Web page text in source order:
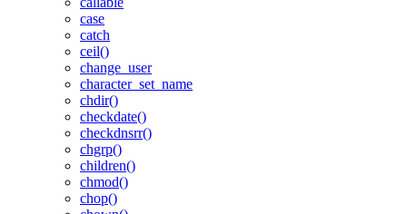
case
catch
ceil()
change_user
character_set_name
chdir()
checkdate()
checkdnsrr()
chgrp()
children()
chmod()
chop()